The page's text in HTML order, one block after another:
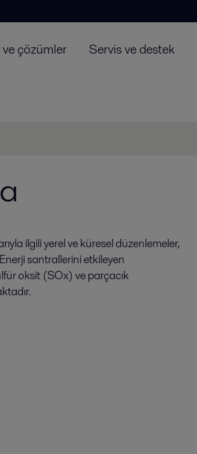
çözümler Servis ve destek
ilgili yerel ve küresel düzenlemeler,
santrallerini etkileyen
oksit (SOx) ve parçacık